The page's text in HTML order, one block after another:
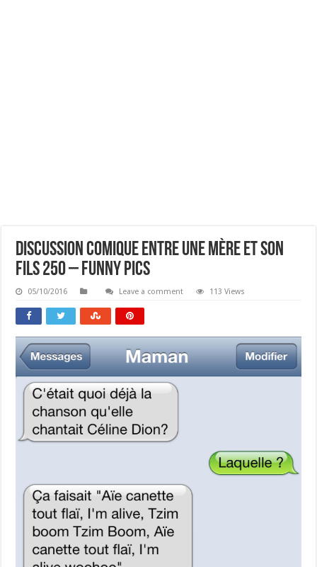
Discussion Comique Entre Une Mère Et Son
Fils 250 – Funny Pics
05/10/2016 Leave a comment 113 Views